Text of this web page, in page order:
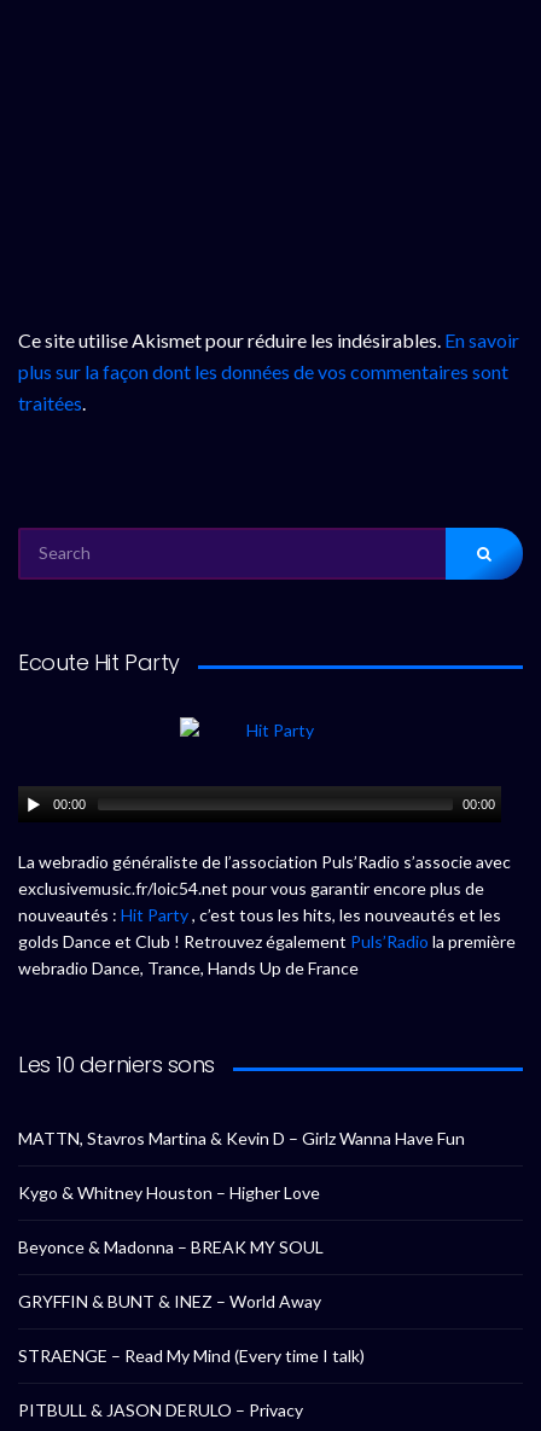
Ce site utilise Akismet pour réduire les indésirables. En savoir
plus sur la façon dont les données de vos commentaires sont
traitées.
FOR:
Ecoute Hit Party
00:00 00:00
La webradio généraliste de l’association Puls’Radio s’associe avec
exclusivemusic.fr/loic54.net pour vous garantir encore plus de
nouveautés : Hit Party, c’est tous les hits, les nouveautés et les
golds Dance et Club ! Retrouvez également Puls’Radio la première
webradio Dance, Trance, Hands Up de France
Les 10 derniers sons
MATTN, Stavros Martina & Kevin D – Girlz Wanna Have Fun
Kygo & Whitney Houston – Higher Love
Beyonce & Madonna – BREAK MY SOUL
GRYFFIN & BUNT & INEZ – World Away
STRAENGE – Read My Mind (Every time I talk)
PITBULL & JASON DERULO – Privacy